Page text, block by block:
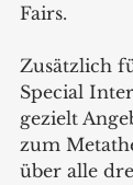
Fairs.
Zusätzlich
Special
gezielt
zum
über alle